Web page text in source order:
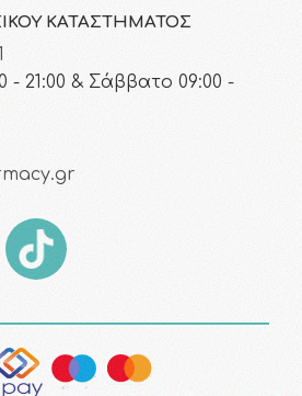
ΚΑΤΑΣΤΉΜΑΤΟΣ
- 21:00 & Σάββατο 09:00 -